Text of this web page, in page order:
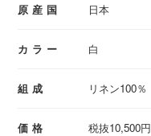
原産国 日本
カラー 白
組成 リネン100％
価格 税抜10,500円